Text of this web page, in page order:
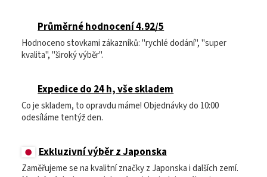
Průměrné hodnocení 4.92/5
Hodnoceno stovkami zákazníků: "rychlé dodání", "super
kvalita", "široký výběr".
Expedice do 24 h, vše skladem
Co je skladem, to opravdu máme! Objednávky do 10:00
odesíláme tentýž den.
Exkluzivní výběr z Japonska
Zaměřujeme se na kvalitní značky z Japonska i dalších zemí.